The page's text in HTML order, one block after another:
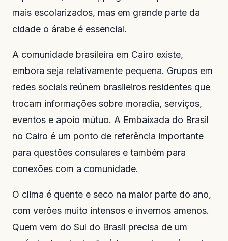
mais escolarizados, mas em grande parte da
cidade o árabe é essencial.
A comunidade brasileira em Cairo existe,
embora seja relativamente pequena. Grupos em
redes sociais reúnem brasileiros residentes que
trocam informações sobre moradia, serviços,
eventos e apoio mútuo. A Embaixada do Brasil
no Cairo é um ponto de referência importante
para questões consulares e também para
conexões com a comunidade.
O clima é quente e seco na maior parte do ano,
com verões muito intensos e invernos amenos.
Quem vem do Sul do Brasil precisa de um